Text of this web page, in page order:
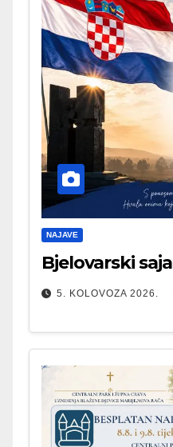
NAJAVE
Bjelovarski
5. KOLOVOZA 2026.